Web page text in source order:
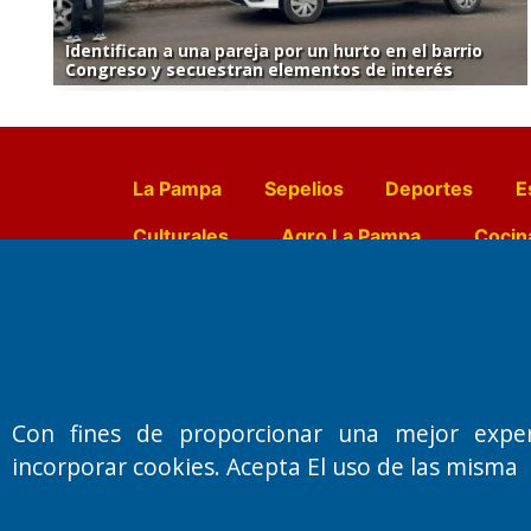
Identifican a una pareja por un hurto en el barrio
Congreso y secuestran elementos de interés
La Pampa Sepelios Deportes
Culturales
Agro La Pampa
Doctor Antonio
Primera edición: Domingo 3 de
Miembro de ADIRA,ADEPA y CPPAL
Con fines de proporcionar una mejor
incorporar cookies. Acepta El uso de las misma